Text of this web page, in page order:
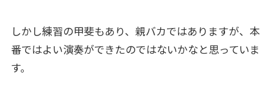
しかし練習の甲斐もあり、親バカではありますが、本
番ではよい演奏ができたのではないかなと思っていま
す。